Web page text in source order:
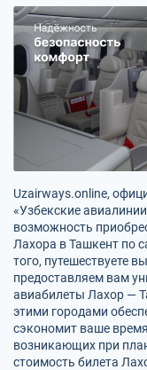
Uzairways.online,
«Узбекские
возможность
Лахора в Ташкент по
того, путешествуете
предоставляем вам
авиабилеты Лахор —
этими городами
сэкономит ваше
возникающих при
стоимость билета